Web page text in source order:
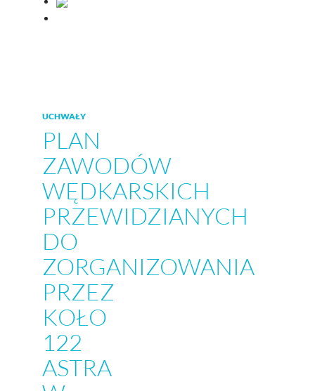
UCHWAŁY
PLAN
ZAWODÓW
WĘDKARSKICH
PRZEWIDZIANYCH
DO
ZORGANIZOWANIA
PRZEZ
KOŁO
122
ASTRA